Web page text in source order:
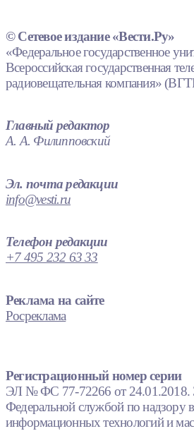
© Сетевое издание «Вести.Ру»
«Федеральное государственное
Всероссийская государственная
радиовещательная компания»
Главный редактор
А. А. Филипповский
Эл. почта редакции
info@vesti.ru
Телефон редакции
+7 495 232 63 33
Реклама на сайте
Росреклама
Регистрационный номер серии
ЭЛ № ФС 77-72266 от 24.01.2018.
Федеральной службой по надзору
информационных технологий и